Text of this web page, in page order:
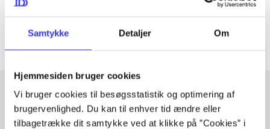
Samtykke Detaljer Om
Hjemmesiden bruger cookies
Vi bruger cookies til besøgsstatistik og optimering af
brugervenlighed. Du kan til enhver tid ændre eller
tilbagetrække dit samtykke ved at klikke på ”Cookies” i
Artikler med samme emner